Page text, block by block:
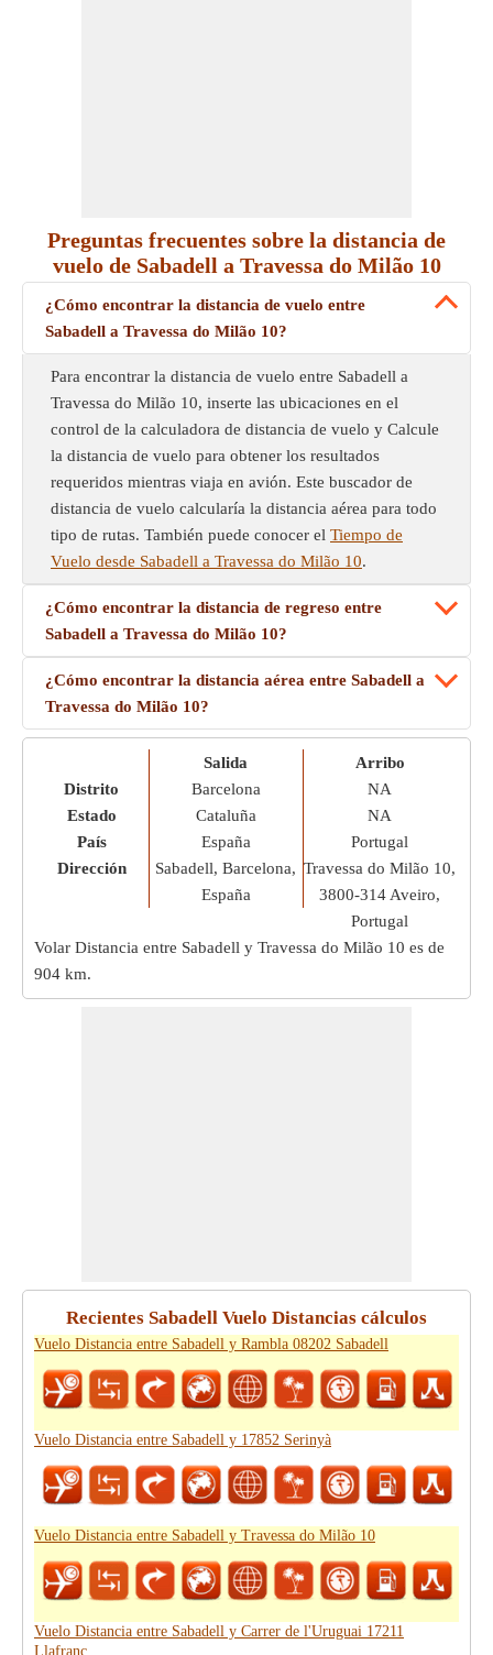
Preguntas frecuentes sobre la distancia de
vuelo de Sabadell a Travessa do Milão 10
¿Cómo encontrar la distancia de vuelo entre
Sabadell a Travessa do Milão 10?
Para encontrar la distancia de vuelo entre Sabadell a
Travessa do Milão 10, inserte las ubicaciones en el
control de la calculadora de distancia de vuelo y Calcule
la distancia de vuelo para obtener los resultados
requeridos mientras viaja en avión. Este buscador de
distancia de vuelo calcularía la distancia aérea para todo
tipo de rutas. También puede conocer el Tiempo de
Vuelo desde Sabadell a Travessa do Milão 10.
¿Cómo encontrar la distancia de regreso entre
Sabadell a Travessa do Milão 10?
¿Cómo encontrar la distancia aérea entre Sabadell a
Travessa do Milão 10?
Distrito
Estado
País
Dirección
Salida
Barcelona
Cataluña
España
Sabadell, Barcelona,
España
Arribo
NA
NA
Portugal
Travessa do Milão 10,
3800-314 Aveiro,
Portugal
Volar Distancia entre Sabadell y Travessa do Milão 10 es de
904 km.
Recientes Sabadell Vuelo Distancias cálculos
Vuelo Distancia entre Sabadell y Rambla 08202 Sabadell
Vuelo Distancia entre Sabadell y 17852 Serinyà
Vuelo Distancia entre Sabadell y Travessa do Milão 10
Vuelo Distancia entre Sabadell y Carrer de l'Uruguai 17211
Llafranc